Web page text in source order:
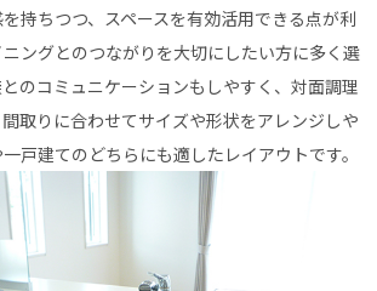
持ちつつ、スペースを有効活用できる点が利
ングとのつながりを大切にしたい方に多く選
のコミュニケーションもしやすく、対面調理
取りに合わせてサイズや形状をアレンジしや
戸建てのどちらにも適したレイアウトです。